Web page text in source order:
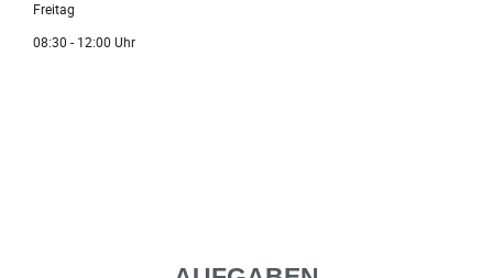
Freitag
08:30 - 12:00 Uhr